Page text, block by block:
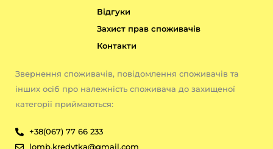
Відгуки
Захист прав споживачів
Контакти
Звернення споживачів, повідомлення споживачів та
інших осіб про належність споживача до захищеної
категорії приймаються:
+38(067) 77 66 233
lomb.kredytka@gmail.com